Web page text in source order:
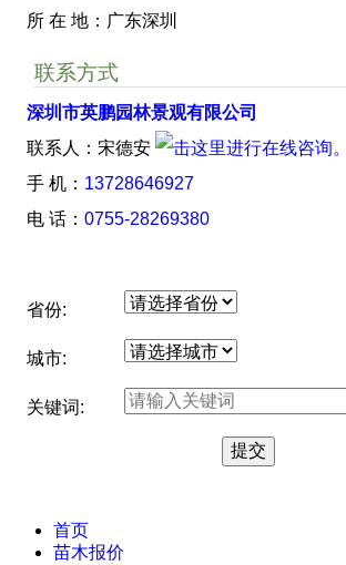
所 在 地：广东深圳
联系方式
深圳市英鹏园林景观有限公司
联系人：宋德安
手 机： 13728646927
电 话： 0755-28269380
省份:
城市:
关键词:
首页
苗木报价